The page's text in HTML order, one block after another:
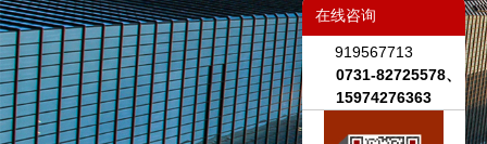
在线咨询
919567713
0731-82725578、
15974276363